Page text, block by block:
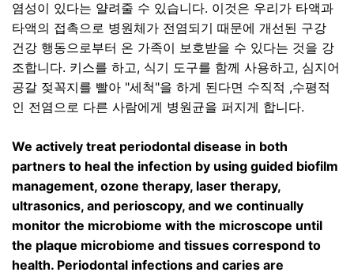
염성이 있다는 얄려줄 수 있습니다. 이것은 우리가 타액과
타액의 접촉으로 병원체가 전염되기 때문에 개선된 구강
건강 행동으로부터 온 가족이 보호받을 수 있다는 것을 강
조합니다. 키스를 하고, 식기 도구를 함께 사용하고, 심지어
공갈 젖꼭지를 빨아 "세척"을 하게 된다면 수직적 ,수평적
인 전염으로 다른 사람에게 병원균을 퍼지게 합니다.
We actively treat periodontal disease in both
partners to heal the infection by using guided biofilm
management, ozone therapy, laser therapy,
ultrasonics, and perioscopy, and we continually
monitor the microbiome with the microscope until
the plaque microbiome and tissues correspond to
health. Periodontal infections and caries are